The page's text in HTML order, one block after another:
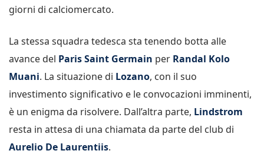
giorni di calciomercato.
La stessa squadra tedesca sta tenendo botta alle
avance del Paris Saint Germain per Randal Kolo
Muani. La situazione di Lozano, con il suo
investimento significativo e le convocazioni imminenti,
è un enigma da risolvere. Dall’altra parte, Lindstrom
resta in attesa di una chiamata da parte del club di
Aurelio De Laurentiis.